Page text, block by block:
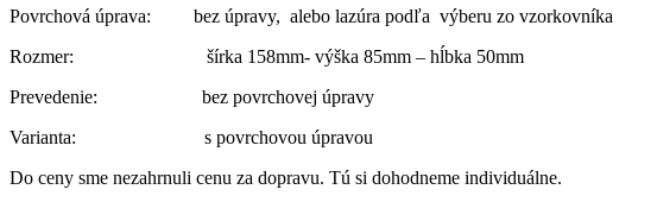
Povrchová úprava: bez úpravy, alebo lazúra podľa výberu zo vzorkovníka
Rozmer: šírka 158mm- výška 85mm – hĺbka 50mm
Prevedenie: bez povrchovej úpravy
Varianta: s povrchovou úpravou
Do ceny sme nezahrnuli cenu za dopravu. Tú si dohodneme individuálne.